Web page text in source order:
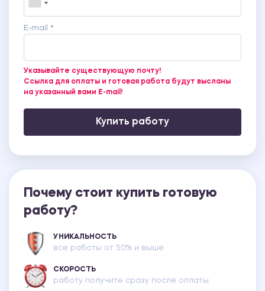
E-mail *
Указывайте существующую почту!
Ссылка для оплаты и готовая работа будут высланы
на указанный вами E-mail!
Купить работу
Почему стоит купить готовую
работу?
УНИКАЛЬНОСТЬ
все работы от 50% и выше
СКОРОСТЬ
работу получите сразу после оплаты